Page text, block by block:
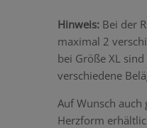
Hinweis:Bei der
maximal 2
bei Größe XL
verschiedene
Auf Wunsch
Herzform